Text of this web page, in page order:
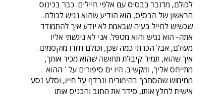
לכולם, מדובר בבסיס עם אלפי חיילים. כבר בכינוס
הראשון של הבסיס, הוא הודיע שהוא נגיש לכולם.
שכשיש לחייל בעיה שבאמת לא יודע איך להתמודד
אתה- הוא נגיש והוא מטפל. אני לא ניגשתי אליו
מעולם, אבל הכרתי כמה שכן, וכולם חזרו מוקסמים.
איך שהוא, תמיד קיבלת תחושה שהוא מכיר אותך,
מתייחס אליך, ומקשיב. היו ים סיפורים על ' ההוא
מחימוש שהסתבך בהימורים ונרדף על חייו, וסלע נסע
אישית לחלץ אותו, סידר את החוב והכניס אותו